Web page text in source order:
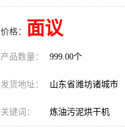
价格： 面议
产品数量： 999.00个
发货地址： 山东省潍坊诸城市
关键词： 炼油污泥烘干机